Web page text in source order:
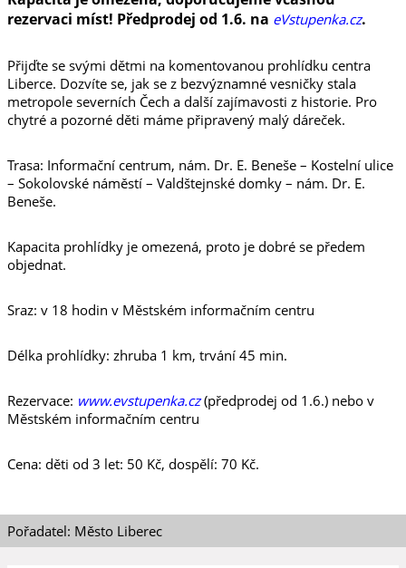
rezervaci míst! Předprodej od 1.6. na eVstupenka.cz.
Přijďte se svými dětmi na komentovanou prohlídku centra
Liberce. Dozvíte se, jak se z bezvýznamné vesničky stala
metropole severních Čech a další zajímavosti z historie. Pro
chytré a pozorné děti máme připravený malý dáreček.
Trasa: Informační centrum, nám. Dr. E. Beneše – Kostelní ulice
– Sokolovské náměstí – Valdštejnské domky – nám. Dr. E.
Beneše.
Kapacita prohlídky je omezená, proto je dobré se předem
objednat.
Sraz: v 18 hodin v Městském informačním centru
Délka prohlídky: zhruba 1 km, trvání 45 min.
Rezervace: www.evstupenka.cz(předprodej od 1.6.) nebo v
Městském informačním centru
Cena: děti od 3 let: 50 Kč, dospělí: 70 Kč.
Pořadatel: Město Liberec